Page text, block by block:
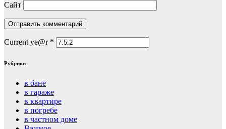
Сайт
Current ye@r *
Рубрики
в бане
в гараже
в квартире
в погребе
в частном доме